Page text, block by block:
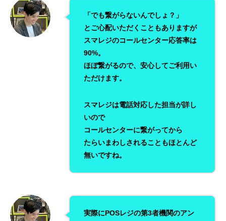
「でも繋がらないんでしょ？」
とご心配いただくこともありますが
スマレジのコールセンター応答率は
90%。
ほぼ繋がるので、安心してご利用い
ただけます。
スマレジは電話対応した担当が詳し
いので
コールセンターに繋がってから
たらいまわしされることもほとんど
無いですね。
実際にPOSレジの第3者機関のアン